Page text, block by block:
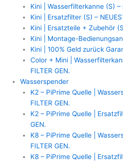
Kini | Wasserfilterkanne (S) –
Kini | Ersatzfilter (S) –
Kini | Ersatzteile + Zubehör
Kini | Montage-
Kini | 100% Geld zurück
Color + Mini |
FILTER GEN.
Wasserspender
K2 – PiPrime Quelle |
FILTER GEN.
K2 – PiPrime Quelle |
GEN.
K8 – PiPrime Quelle |
FILTER GEN.
K8 – PiPrime Quelle |